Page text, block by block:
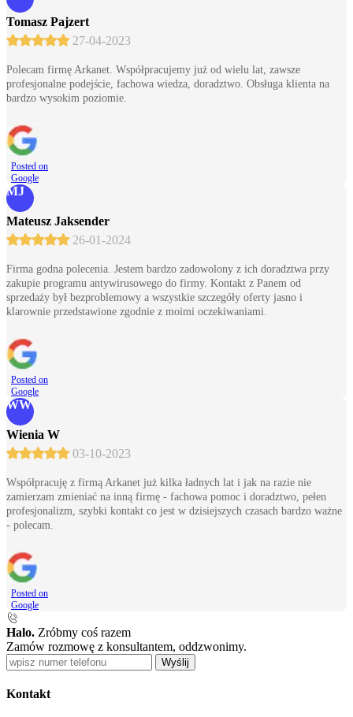
Tomasz Pajzert
27-04-2023
Polecam firmę Arkanet. Współpracujemy już od wielu lat, zawsze
profesjonalne podejście, fachowa wiedza, doradztwo. Obsługa klienta na
bardzo wysokim poziomie.
Posted on
Google
MJ
Mateusz Jaksender
26-01-2024
Firma godna polecenia. Jestem bardzo zadowolony z ich doradztwa przy
zakupie programu antywirusowego do firmy. Kontakt z Panem od
sprzedaży był bezproblemowy a wszystkie szczegóły oferty jasno i
klarownie przedstawione zgodnie z moimi oczekiwaniami.
Posted on
Google
WW
Wienia W
03-10-2023
Współpracuję z firmą Arkanet już kilka ładnych lat i jak na razie nie
zamierzam zmieniać na inną firmę - fachowa pomoc i doradztwo, pełen
profesjonalizm, szybki kontakt co jest w dzisiejszych czasach bardzo ważne
- polecam.
Posted on
Google
Halo. Zróbmy coś razem
Zamów rozmowę z konsultantem, oddzwonimy.
Wyślij
Kontakt